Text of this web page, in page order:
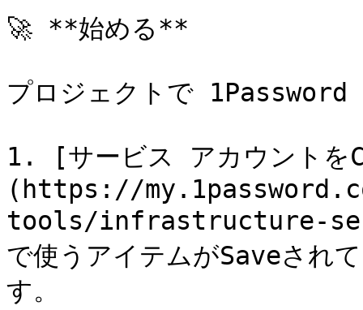
🚀 **始める**
プロジェクトで
1. [サービス アカウント
(https://
tools/infrastructure-
で使うアイテムがSaveされ
す。